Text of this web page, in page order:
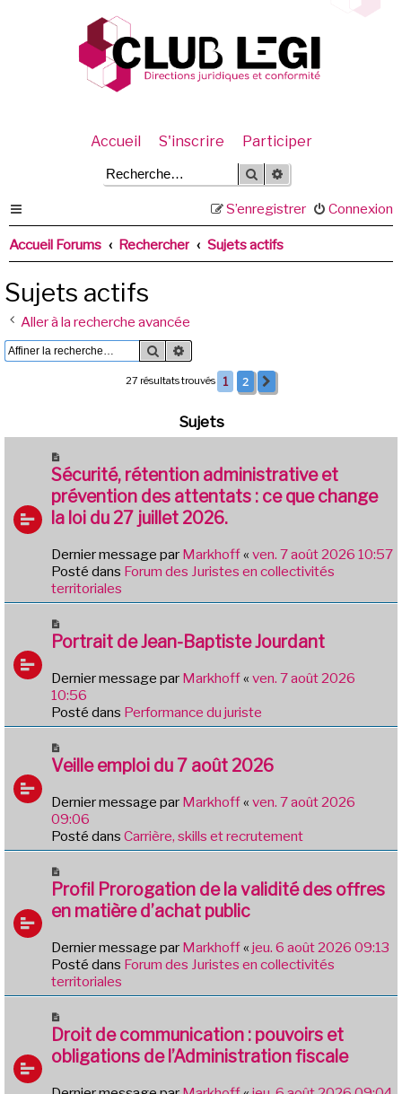
Accueil S'inscrire Participer
Rechercher
Connexion
S’enregistrer
Accueil Forums Rechercher Sujets actifs
Sujets actifs
Aller à la recherche avancée
Rechercher
27 résultats trouvés 1 2
Sujets
o
u
v
e
u
m
e
s
a
e
Sécurité, rétention administrative et
prévention des attentats : ce que change
la loi du 27 juillet 2026.
Dernier message par Markhoff« ven. 7 août 2026 10:57
Posté dans Forum des Juristes en collectivités
territoriales
o
v
e
a
u
e
s
a
g
e
Portrait de Jean-Baptiste Jourdant
Dernier message par Markhoff« ven. 7 août 2026
10:56
Posté dans Performance du juriste
o
v
e
a
u
e
s
s
g
e
Veille emploi du 7 août 2026
Dernier message par Markhoff« ven. 7 août 2026
09:06
Posté dans Carrière, skills et recrutement
o
u
v
a
u
m
s
a
e
Profil Prorogation de la validité des offres
en matière d’achat public
Dernier message par Markhoff« jeu. 6 août 2026 09:13
Posté dans Forum des Juristes en collectivités
territoriales
o
u
v
Droit de communication : pouvoirs et
obligations de l’Administration fiscale